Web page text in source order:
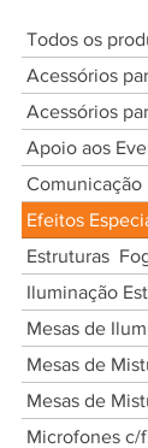
Todos os
Acessórios
Acessórios
Apoio aos
Comunicação
Efeitos
Estruturas
Iluminação
Mesas de
Mesas de
Mesas de
Microfones c/